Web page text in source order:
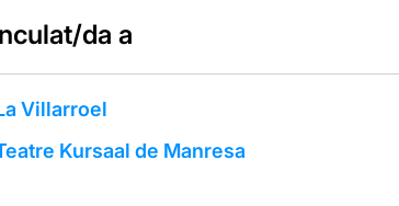
da a
Villarroel
Kursaal de Manresa